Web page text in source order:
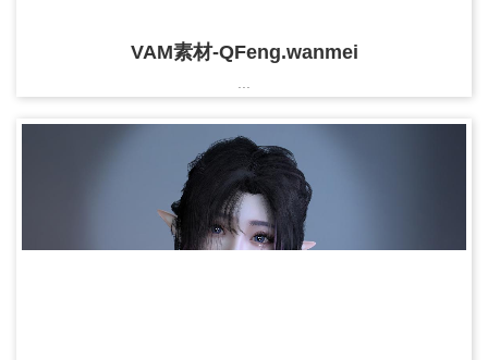
VAM素材-QFeng.wanmei